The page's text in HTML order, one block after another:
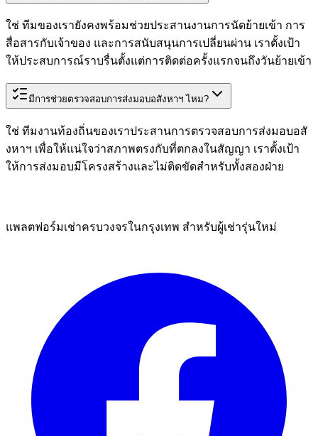
ใช่ ทีมของเรายังคงพร้อมช่วยประสานงานการนัดย้ายเข้า การ
สื่อสารกับเจ้าของ และการสนับสนุนการเปลี่ยนผ่าน เราตั้งเป้า
ให้ประสบการณ์ราบรื่นตั้งแต่การติดต่อครั้งแรกจนถึงวันย้ายเข้า
มีการช่วยตรวจสอบการส่งมอบอสังหาฯ ไหม?
ใช่ ทีมงานท้องถิ่นของเราประสานการตรวจสอบการส่งมอบอสั
งหาฯ เพื่อให้แน่ใจว่าสภาพตรงกับที่ตกลงในสัญญา เราตั้งเป้า
ให้การส่งมอบมีโครงสร้างและไม่ติดขัดสำหรับทั้งสองฝ่าย
แพลตฟอร์มเช่าครบวงจรในกรุงเทพ สำหรับผู้เช่ารุ่นใหม่